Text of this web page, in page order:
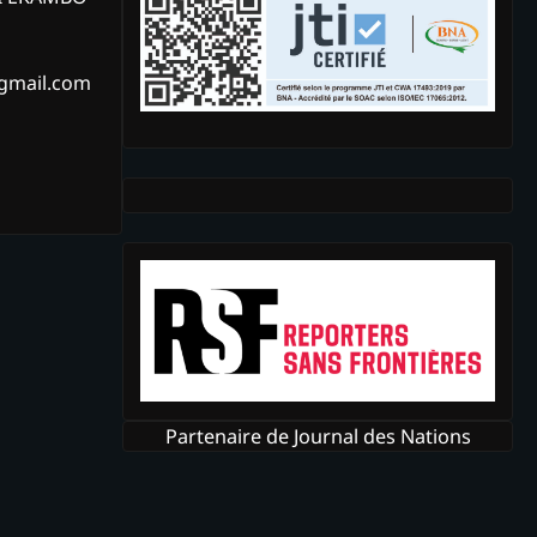
Partenaire de Journal des Nations